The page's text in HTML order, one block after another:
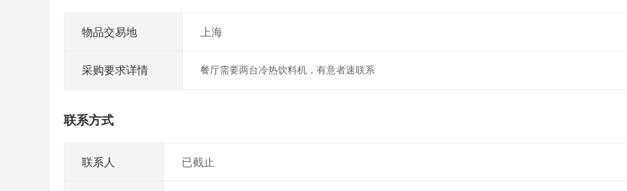
物品交易地 上海
采购要求详情 餐厅需要两台冷热饮料机，有意者速联系
联系方式
联系人 已截止